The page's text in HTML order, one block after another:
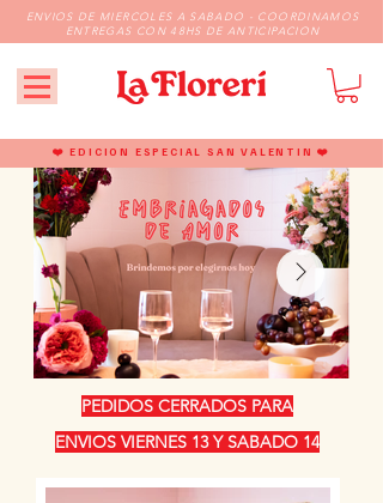
ENVIOS DE MIERCOLES A SABADO - COORDINAMOS
ENTREGAS CON 48HS DE ANTICIPACION
❤️ EDICION ESPECIAL SAN VALENTIN ❤️
PEDIDOS CERRADOS PARA
ENVIOS VIERNES 13 Y SABADO 14